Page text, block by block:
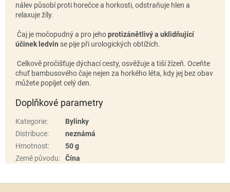
nálev působí proti horečce a horkosti, odstraňuje hlen a
relaxuje žíly.
Čaj je močopudný a pro jehoprotizánětlivý a uklidňující
účinek ledvin se pije při urologických obtížích.
Celkově pročišťuje dýchací cesty, osvěžuje a tiší žízeň. Oceňte
chuť bambusového čaje nejen za horkého léta, kdy jej bez obav
můžete popíjet celý den.
Doplňkové parametry
Kategorie:
Bylinky
Distribuce:
neznámá
Hmotnost:
50 g
Země původu: Čína